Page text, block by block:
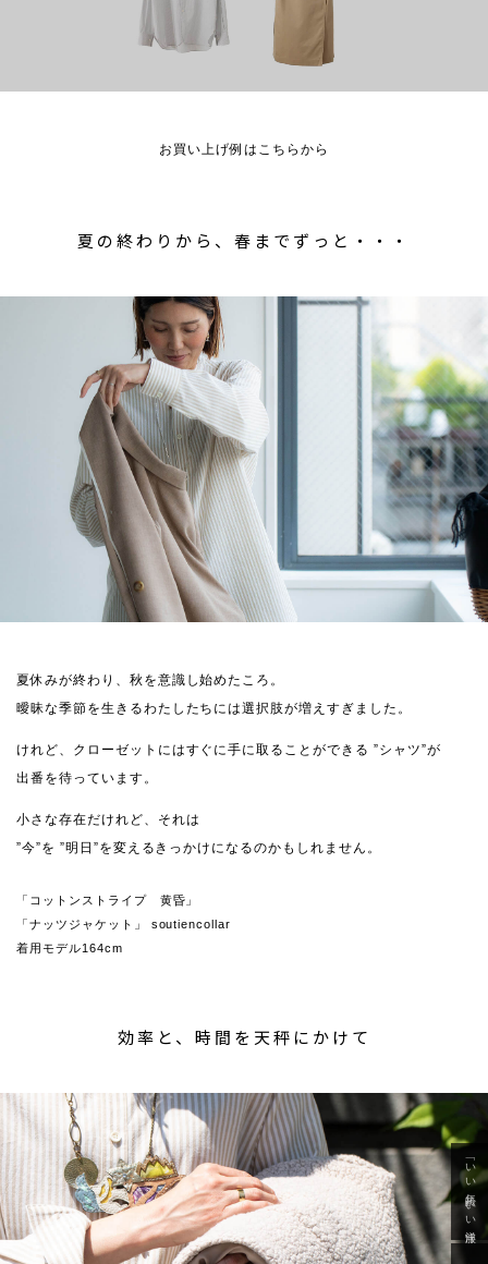
お買い上げ例はこちらから
夏の終わりから、春までずっと・・・
夏休みが終わり、秋を意識し始めたころ。
曖昧な季節を生きるわたしたちには選択肢が増えすぎました。
けれど、クローゼットにはすぐに手に取ることができる ”シャツ”が
出番を待っています。
小さな存在だけれど、それは
”今”を ”明日”を変えるきっかけになるのかもしれません。
「コットンストライプ 黄昏」
「ナッツジャケット」 soutiencollar
着用モデル164cm
効率と、時間を天秤にかけて
「いい年齢 いい洋服」